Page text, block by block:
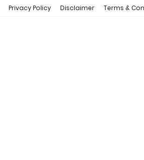
Terms &
Disclaimer
Privacy Policy